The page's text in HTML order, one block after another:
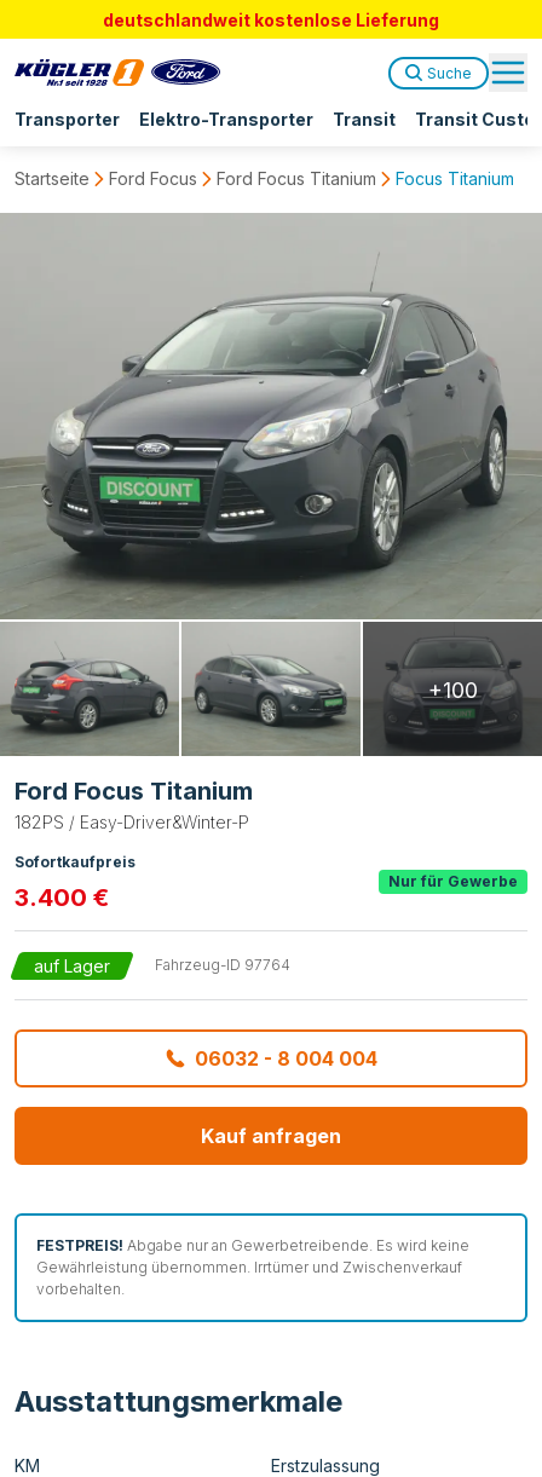
deutschlandweit kostenlose Lieferung
Transporter Elektro-Transporter Transit Transit
Suche
Startseite Ford Focus Ford Focus Titanium Focus Titanium
+100
Ford Focus Titanium
182PS / Easy-Driver&Winter-P
Sofortkaufpreis
3.400 €
Nur für Gewerbe
auf Lager Fahrzeug-ID 97764
06032 - 8 004 004
Kauf anfragen
FESTPREIS! Abgabe nur an Gewerbetreibende. Es wird keine
Gewährleistung übernommen. Irrtümer und Zwischenverkauf
vorbehalten.
Ausstattungsmerkmale
KM
Erstzulassung